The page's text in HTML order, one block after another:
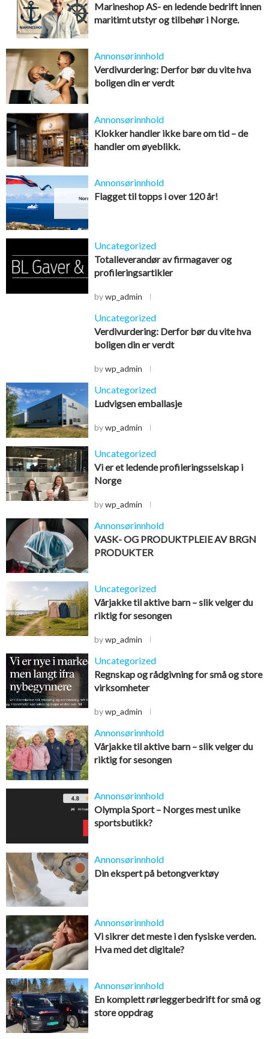
Marineshop AS- en ledende bedrift innen
maritimt utstyr og tilbehør i Norge.
Annonsørinnhold
Verdivurdering: Derfor bør du vite hva
boligen din er verdt
Annonsørinnhold
Klokker handler ikke bare om tid – de
handler om øyeblikk.
Annonsørinnhold
Flagget til topps i over 120 år!
Uncategorized
Totalleverandør av firmagaver og
profileringsartikler
bywp_admin
Uncategorized
Verdivurdering: Derfor bør du vite hva
boligen din er verdt
bywp_admin
Uncategorized
Ludvigsen emballasje
bywp_admin
Uncategorized
Vi er et ledende profileringsselskap i
Norge
bywp_admin
Annonsørinnhold
VASK- OG PRODUKTPLEIE AV BRGN
PRODUKTER
Uncategorized
Vårjakke til aktive barn – slik velger du
riktig for sesongen
bywp_admin
Uncategorized
Regnskap og rådgivning for små og store
virksomheter
bywp_admin
Annonsørinnhold
Vårjakke til aktive barn – slik velger du
riktig for sesongen
Annonsørinnhold
Olympia Sport – Norges mest unike
sportsbutikk?
Annonsørinnhold
Din ekspert på betongverktøy
Annonsørinnhold
Vi sikrer det meste i den fysiske verden.
Hva med det digitale?
Annonsørinnhold
En komplett rørleggerbedrift for små og
store oppdrag